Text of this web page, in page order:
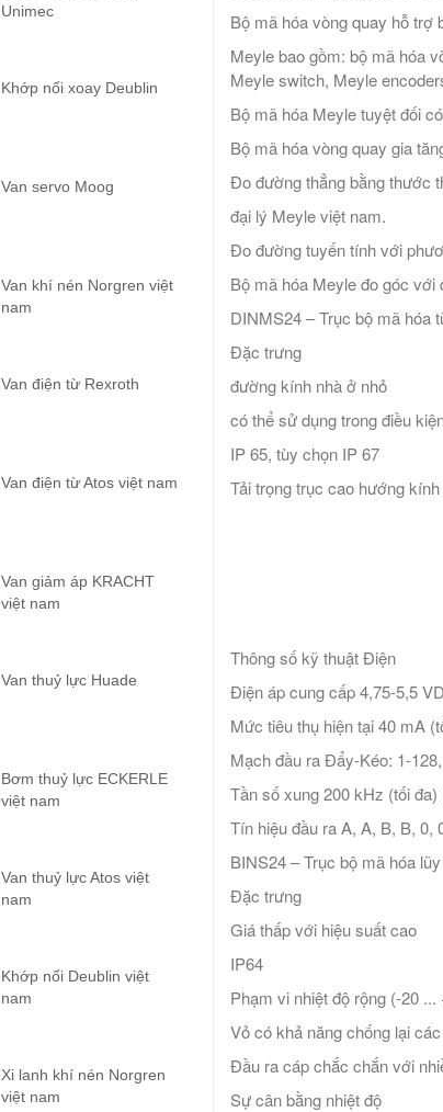
Bộ mã hóa vòng quay hỗ trợ
Meyle bao gồm: bộ mã hóa
Meyle switch, Meyle
Bộ mã hóa Meyle tuyệt đối
Bộ mã hóa vòng quay gia
Đo đường thẳng bằng thước
đại lý Meyle việt nam.
Đo đường tuyến tính với
Bộ mã hóa Meyle đo góc với
DINMS24 – Trục bộ mã hóa
Đặc trưng
đường kính nhà ở nhỏ
có thể sử dụng trong điều
IP 65, tùy chọn IP 67
Tải trọng trục cao hướng
Thông số kỹ thuật Điện
Điện áp cung cấp 4,75-5,5
Mức tiêu thụ hiện tại 40 mA
Mạch đầu ra Đẩy-Kéo: 1-
Tần số xung 200 kHz (tối
Tín hiệu đầu ra A, A, B, B, 0,
BINS24 – Trục bộ mã hóa
Đặc trưng
Giá thấp với hiệu suất cao
IP64
Phạm vi nhiệt độ rộng (-20 ...
Vỏ có khả năng chống lại
Đầu ra cáp chắc chắn với
Sự cân bằng nhiệt độ
Unimec
Khớp nối xoay Deublin
Van servo Moog
Van khí nén Norgren việt
nam
Van điện từ Rexroth
Van điện từ Atos việt nam
Van giảm áp KRACHT
việt nam
Van thuỷ lực Huade
Bơm thuỷ lực ECKERLE
việt nam
Van thuỷ lực Atos việt
nam
Khớp nối Deublin việt
nam
Xi lanh khí nén Norgren
việt nam